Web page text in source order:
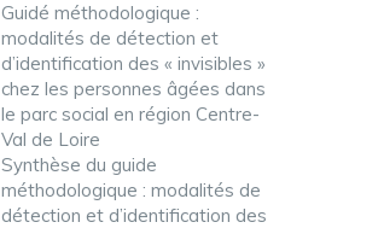
Guidé méthodologique :
modalités de détection et
d’identification des « invisibles »
chez les personnes âgées dans
le parc social en région Centre-
Val de Loire
Synthèse du guide
méthodologique : modalités de
détection et d’identification des